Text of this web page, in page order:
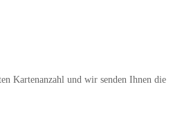
Kartenanzahl und wir senden Ihnen die